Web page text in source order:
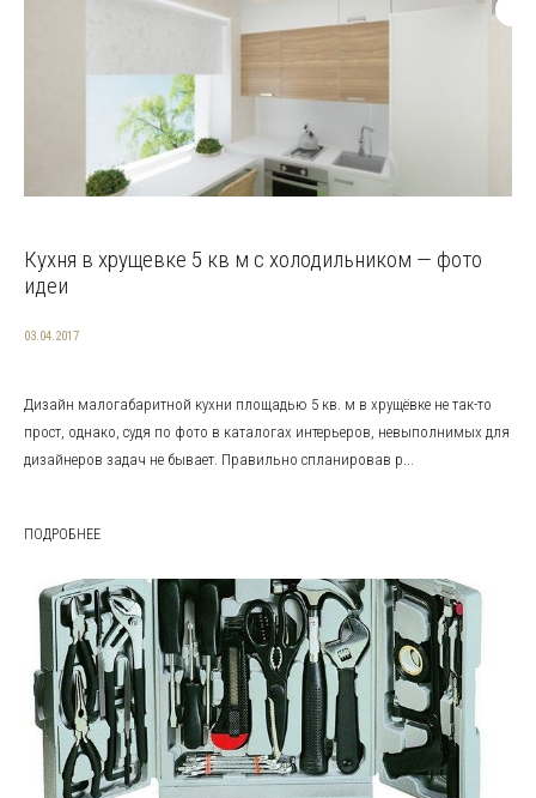
Кухня в хрущевке 5 кв м с холодильником — фото
идеи
03.04.2017
Дизайн малогабаритной кухни площадью 5 кв. м в хрущёвке не так-то
прост, однако, судя по фото в каталогах интерьеров, невыполнимых для
дизайнеров задач не бывает. Правильно спланировав р...
ПОДРОБНЕЕ